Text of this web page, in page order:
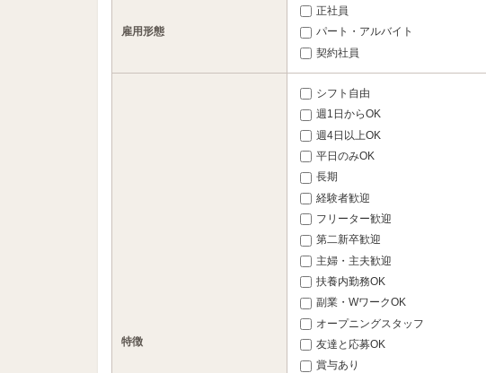
雇用形態
正社員
パート・アルバイト
契約社員
特徴
シフト自由
週1日からOK
週4日以上OK
平日のみOK
長期
経験者歓迎
フリーター歓迎
第二新卒歓迎
主婦・主夫歓迎
扶養内勤務OK
副業・WワークOK
オープニングスタッフ
友達と応募OK
賞与あり